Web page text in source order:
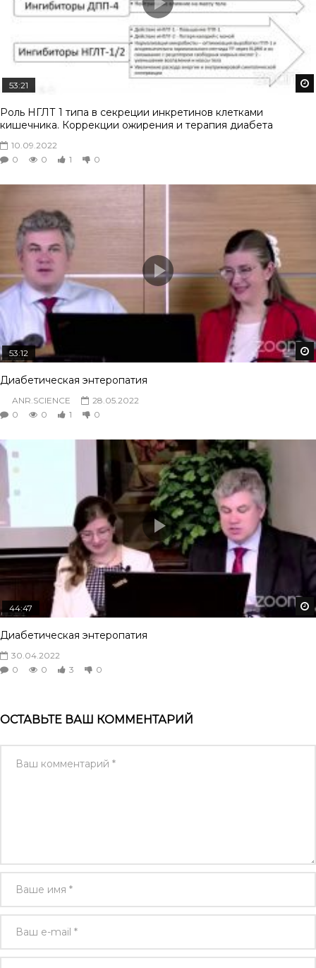
53:21
Роль НГЛТ 1 типа в секреции инкретинов клетками
кишечника. Коррекции ожирения и терапия диабета
10.09.2022
0
0 1 0
53:12
Диабетическая энтеропатия
ANR.SCIENCE
28.05.2022
0
0 1 0
44:47
Диабетическая энтеропатия
30.04.2022
0
0 3 0
ОСТАВЬТЕ ВАШ КОММЕНТАРИЙ